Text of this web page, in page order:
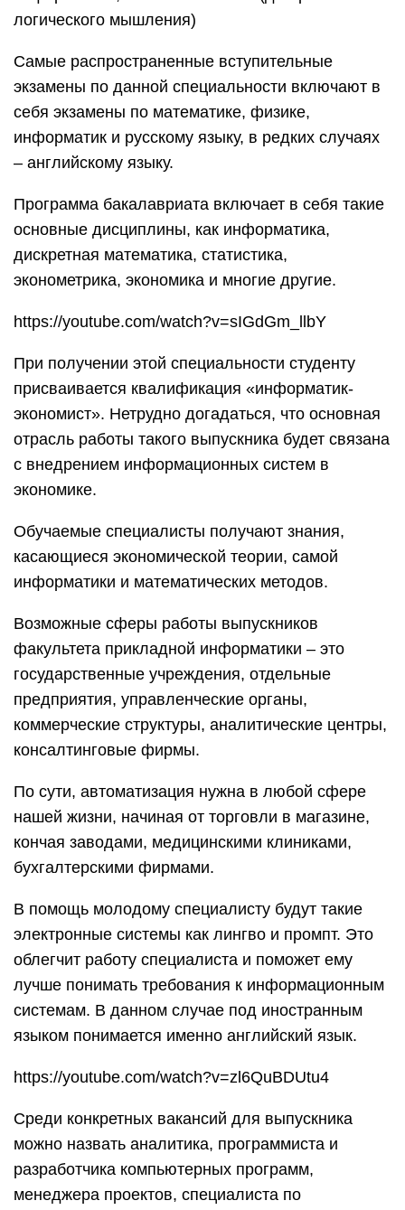
логического мышления)
Самые распространенные вступительные
экзамены по данной специальности включают в
себя экзамены по математике, физике,
информатик и русскому языку, в редких случаях
– английскому языку.
Программа бакалавриата включает в себя такие
основные дисциплины, как информатика,
дискретная математика, статистика,
эконометрика, экономика и многие другие.
https://youtube.com/watch?v=sIGdGm_llbY
При получении этой специальности студенту
присваивается квалификация «информатик-
экономист». Нетрудно догадаться, что основная
отрасль работы такого выпускника будет связана
с внедрением информационных систем в
экономике.
Обучаемые специалисты получают знания,
касающиеся экономической теории, самой
информатики и математических методов.
Возможные сферы работы выпускников
факультета прикладной информатики – это
государственные учреждения, отдельные
предприятия, управленческие органы,
коммерческие структуры, аналитические центры,
консалтинговые фирмы.
По сути, автоматизация нужна в любой сфере
нашей жизни, начиная от торговли в магазине,
кончая заводами, медицинскими клиниками,
бухгалтерскими фирмами.
В помощь молодому специалисту будут такие
электронные системы как лингво и промпт. Это
облегчит работу специалиста и поможет ему
лучше понимать требования к информационным
системам. В данном случае под иностранным
языком понимается именно английский язык.
https://youtube.com/watch?v=zl6QuBDUtu4
Среди конкретных вакансий для выпускника
можно назвать аналитика, программиста и
разработчика компьютерных программ,
менеджера проектов, специалиста по